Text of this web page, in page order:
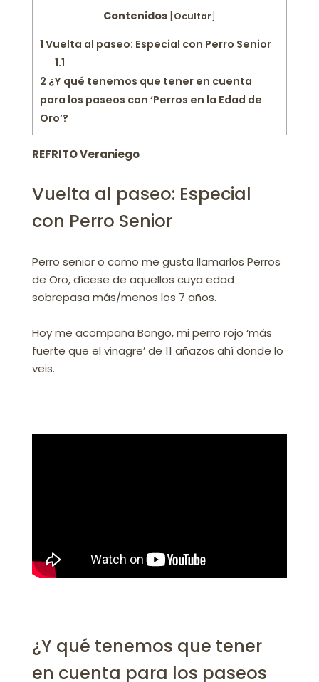
Contenidos Ocultar
1 Vuelta al paseo: Especial con Perro Senior
1.1
2 ¿Y qué tenemos que tener en cuenta
para los paseos con ‘Perros en la Edad de
Oro’?⁣
REFRITO Veraniego
Vuelta al paseo: Especial
con Perro Senior
Perro senior o como me gusta llamarlos Perros
de Oro, dícese de aquellos cuya edad
sobrepasa más/menos los 7 años.⁣
Hoy me acompaña Bongo, mi perro rojo ‘más
fuerte que el vinagre’ de 11 añazos ahí donde lo
veis. ⁣
¿Y qué tenemos que tener
en cuenta para los paseos